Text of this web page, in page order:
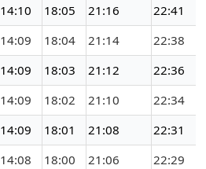
14:10 18:05 21:16
22:41
14:09 18:04 21:14
22:38
14:09 18:03 21:12
22:36
14:09 18:02 21:10
22:34
14:09 18:01 21:08
22:31
14:08 18:00 21:06
22:29